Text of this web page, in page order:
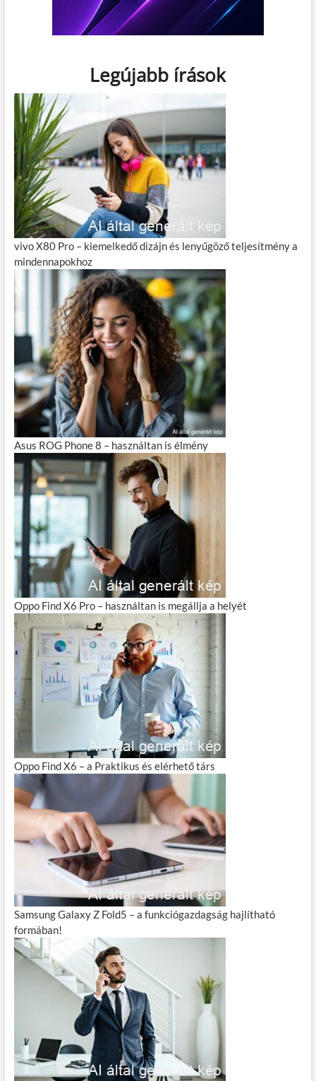
Legújabb írások
vivo X80 Pro – kiemelkedő dizájn és lenyűgöző teljesítmény a
mindennapokhoz
Asus ROG Phone 8 – használtan is élmény
Oppo Find X6 Pro – használtan is megállja a helyét
Oppo Find X6 – a Praktikus és elérhető társ
Samsung Galaxy Z Fold5 – a funkciógazdagság hajlítható
formában!